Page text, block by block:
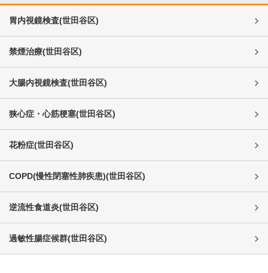
胃内視鏡検査(世田谷区)
禁煙治療(世田谷区)
大腸内視鏡検査(世田谷区)
狭心症・心筋梗塞(世田谷区)
花粉症(世田谷区)
COPD(慢性閉塞性肺疾患)(世田谷区)
逆流性食道炎(世田谷区)
過敏性腸症候群(世田谷区)